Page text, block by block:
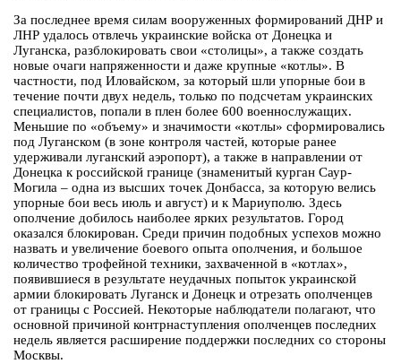
За последнее время силам вооруженных формирований ДНР и
ЛНР удалось отвлечь украинские войска от Донецка и
Луганска, разблокировать свои «столицы», а также создать
новые очаги напряженности и даже крупные «котлы». В
частности, под Иловайском, за который шли упорные бои в
течение почти двух недель, только по подсчетам украинских
специалистов, попали в плен более 600 военнослужащих.
Меньшие по «объему» и значимости «котлы» сформировались
под Луганском (в зоне контроля частей, которые ранее
удерживали луганский аэропорт), а также в направлении от
Донецка к российской границе (знаменитый курган Саур-
Могила – одна из высших точек Донбасса, за которую велись
упорные бои весь июль и август) и к Мариуполю. Здесь
ополчение добилось наиболее ярких результатов. Город
оказался блокирован. Среди причин подобных успехов можно
назвать и увеличение боевого опыта ополчения, и большое
количество трофейной техники, захваченной в «котлах»,
появившиеся в результате неудачных попыток украинской
армии блокировать Луганск и Донецк и отрезать ополченцев
от границы с Россией. Некоторые наблюдатели полагают, что
основной причиной контрнаступления ополченцев последних
недель является расширение поддержки последних со стороны
Москвы.